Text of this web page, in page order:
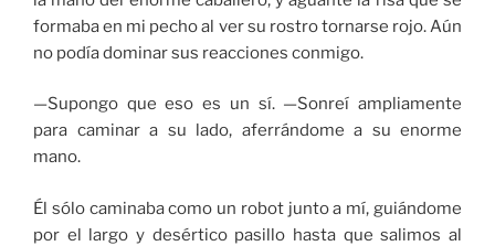
formaba en mi pecho al ver su rostro tornarse rojo. Aún
no podía dominar sus reacciones conmigo.
—Supongo que eso es un sí. —Sonreí ampliamente
para caminar a su lado, aferrándome a su enorme
mano.
Él sólo caminaba como un robot junto a mí, guiándome
por el largo y desértico pasillo hasta que salimos al